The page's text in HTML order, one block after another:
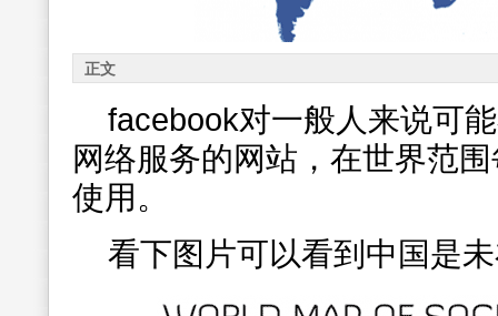
正文
facebook对一般人来说可
网络服务的网站，在世界范
使用。
看下图片可以看到中国是